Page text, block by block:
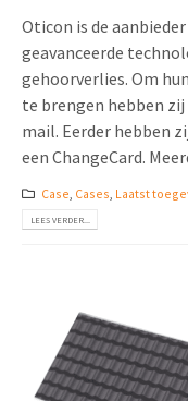
Oticon is de
geavanceerde
gehoorverlies. Om
te brengen hebben
mail. Eerder hebben
een ChangeCard.
Case, Cases, Laatst
LEES VERDER...